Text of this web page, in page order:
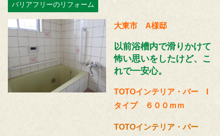
バリアフリーのリフォーム
大東市 A様邸
以前浴槽内で滑りかけて
怖い思いをしたけど、こ
れで一安心。
TOTOインテリア・バー I
タイプ ６００ｍｍ
TOTOインテリア・バー